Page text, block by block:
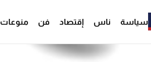
سياسة ناس إقتصاد فن منوعات